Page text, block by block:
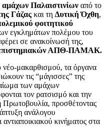
αμάχων Παλαιστινίων από το
Γάζας και τη Δυτική Όχθη,
φοιτητικού
εγκλημάτων πολέμου του
σε ανακοίνωσή της,
ΑΠΘ-ΠΑΜΑΚ.
νέο-μακαρθισμού, τα όργανα
τις “μάγισσες” της
των αμάχων
τον ρατσισμό και την
Πρωτοβουλία, προσθέτοντας
ανάλογου
αντιαποικιακού κινήματος στα